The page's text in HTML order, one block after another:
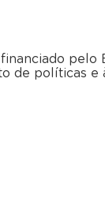
de políticas